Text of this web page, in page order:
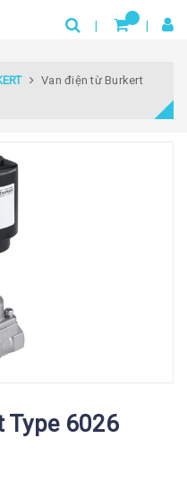
Van điện từ Burkert
Type 6026